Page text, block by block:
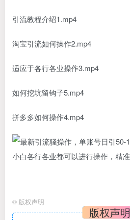
引流教程介绍1.mp4
淘宝引流如何操作2.mp4
适应于各行各业操作3.mp4
如何挖坑留钩子5.mp4
拼多多如何操作4.mp4
© 版权声明
版权声明